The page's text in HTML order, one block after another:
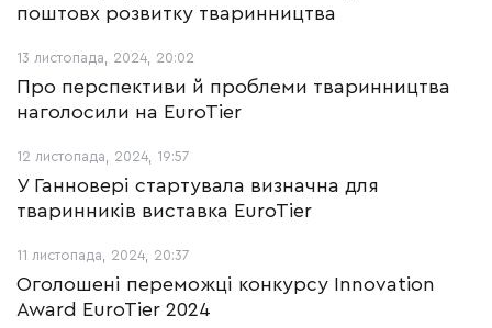
поштовх розвитку тваринництва
13 листопада, 2024, 20:02
Про перспективи й проблеми тваринництва
наголосили на EuroTier
12 листопада, 2024, 19:57
У Ганновері стартувала визначна для
тваринників виставка EuroTier
11 листопада, 2024, 20:37
Оголошені переможці конкурсу Innovation
Award EuroTier 2024